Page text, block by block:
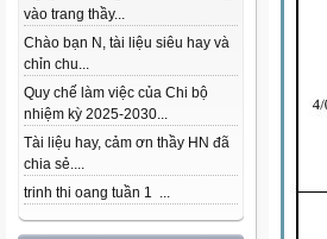
vào trang thầy...
Chào bạn N, tài liệu siêu hay và
chỉn chu...
Quy chế làm việc của Chi bộ
nhiệm kỳ 2025-2030...
Tài liệu hay, cảm ơn thầy HN đã
chia sẻ....
trinh thi oang tuần 1 ...